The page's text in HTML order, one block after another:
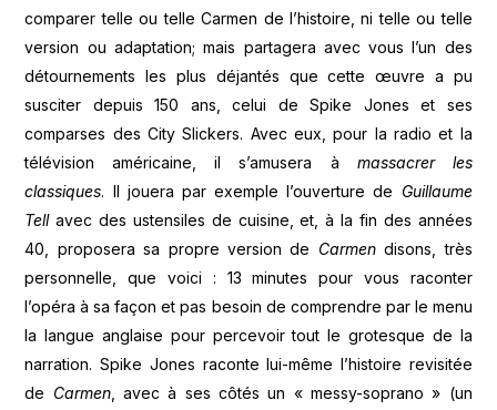
comparer telle ou telle Carmen de l’histoire, ni telle ou telle
version ou adaptation; mais partagera avec vous l’un des
détournements les plus déjantés que cette œuvre a pu
susciter depuis 150 ans, celui de Spike Jones et ses
comparses des City Slickers. Avec eux, pour la radio et la
télévision américaine, il s’amusera à massacrer les
classiques. Il jouera par exemple l’ouverture de Guillaume
Tellavec des ustensiles de cuisine, et, à la fin des années
40, proposera sa propre version de Carmendisons, très
personnelle, que voici : 13 minutes pour vous raconter
l’opéra à sa façon et pas besoin de comprendre par le menu
la langue anglaise pour percevoir tout le grotesque de la
narration. Spike Jones raconte lui-même l’histoire revisitée
de Carmen, avec à ses côtés un « messy-soprano » (un